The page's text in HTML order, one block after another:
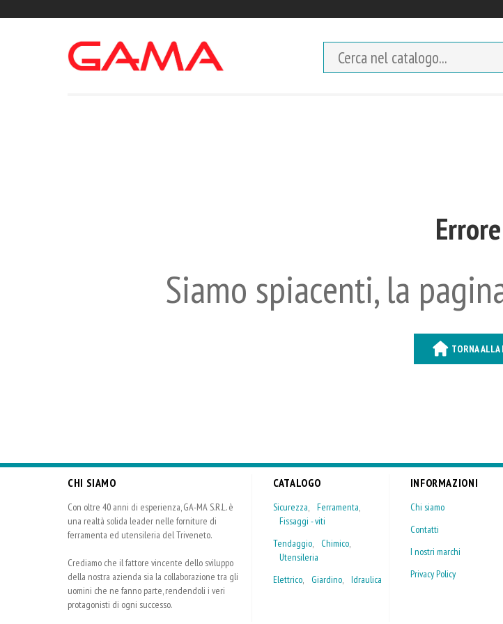
Errore
Siamo spiacenti, la
TORNA ALLA
CHI SIAMO
Con oltre 40 anni di esperienza, GA-MA S.R.L. è
una realtà solida leader nelle forniture di
ferramenta ed utensileria del Triveneto.
Crediamo che il fattore vincente dello sviluppo
della nostra azienda sia la collaborazione tra gli
uomini che ne fanno parte, rendendoli i veri
protagonisti di ogni successo.
CATALOGO
Sicurezza, Ferramenta
Fissaggi - viti
Tendaggio, Chimico
Utensileria
Elettrico, Giardino, Idraulica
INFORMAZIONI
Chi siamo
Contatti
I nostri marchi
Privacy Policy